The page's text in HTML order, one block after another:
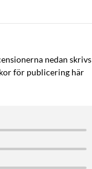
nedan skrivs
för publicering här